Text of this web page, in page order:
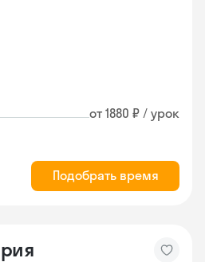
от 1880 ₽ / урок
Подобрать время